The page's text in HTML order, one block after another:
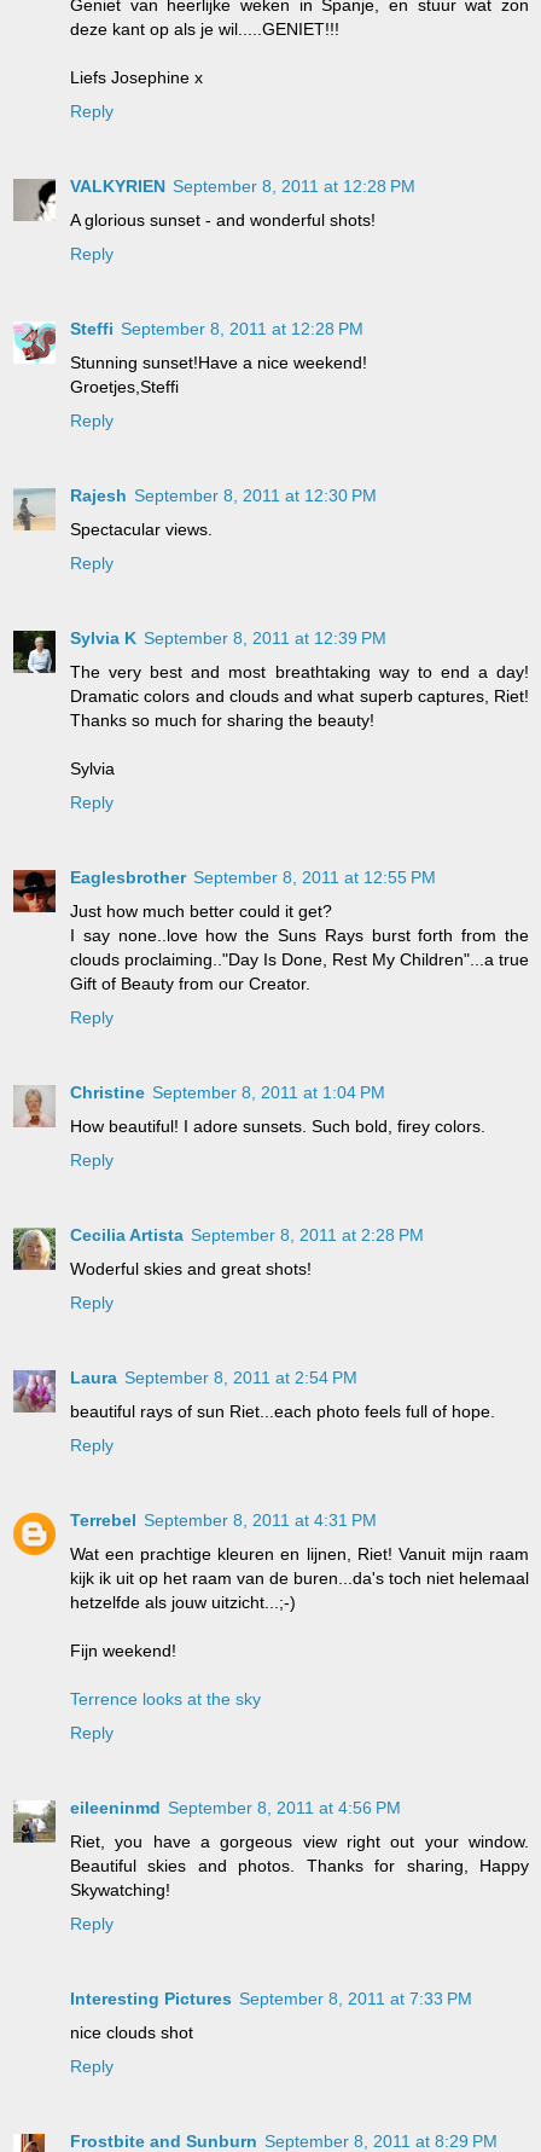
Geniet van heerlijke weken in Spanje, en stuur wat zon
deze kant op als je wil.....GENIET!!!
Liefs Josephine x
Reply
VALKYRIEN September 8, 2011 at 12:28 PM
A glorious sunset - and wonderful shots!
Reply
Steffi September 8, 2011 at 12:28 PM
Stunning sunset!Have a nice weekend!
Groetjes,Steffi
Reply
Rajesh September 8, 2011 at 12:30 PM
Spectacular views.
Reply
Sylvia K September 8, 2011 at 12:39 PM
The very best and most breathtaking way to end a day!
Dramatic colors and clouds and what superb captures, Riet!
Thanks so much for sharing the beauty!
Sylvia
Reply
Eaglesbrother September 8, 2011 at 12:55 PM
Just how much better could it get?
I say none..love how the Suns Rays burst forth from the
clouds proclaiming.."Day Is Done, Rest My Children"...a true
Gift of Beauty from our Creator.
Reply
Christine September 8, 2011 at 1:04 PM
How beautiful! I adore sunsets. Such bold, firey colors.
Reply
Cecilia Artista September 8, 2011 at 2:28 PM
Woderful skies and great shots!
Reply
Laura September 8, 2011 at 2:54 PM
beautiful rays of sun Riet...each photo feels full of hope.
Reply
Terrebel September 8, 2011 at 4:31 PM
Wat een prachtige kleuren en lijnen, Riet! Vanuit mijn raam
kijk ik uit op het raam van de buren...da's toch niet helemaal
hetzelfde als jouw uitzicht...;-)
Fijn weekend!
Terrence looks at the sky
Reply
eileeninmd September 8, 2011 at 4:56 PM
Riet, you have a gorgeous view right out your window.
Beautiful skies and photos. Thanks for sharing, Happy
Skywatching!
Reply
Interesting Pictures September 8, 2011 at 7:33 PM
nice clouds shot
Reply
Frostbite and Sunburn September 8, 2011 at 8:29 PM